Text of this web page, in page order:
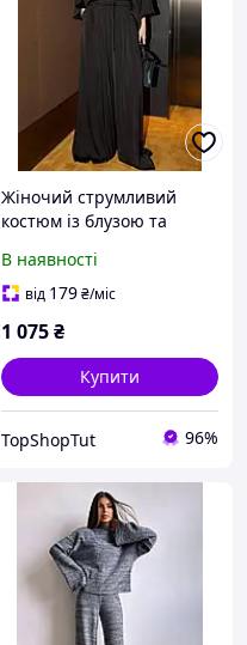
Жіночий струмливий
костюм із блузою та
В наявності
від 179₴/міс
1 075₴
Купити
TopShopTut 96%